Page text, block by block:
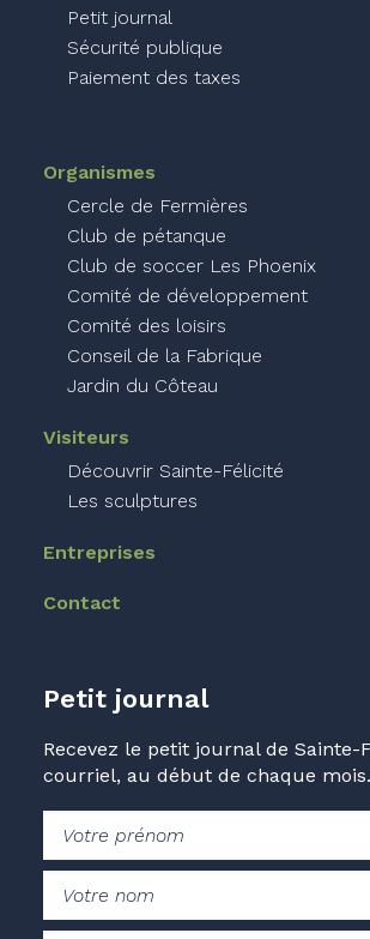
Petit journal
Sécurité publique
Paiement des taxes
Organismes
Cercle de Fermières
Club de pétanque
Club de soccer Les Phoenix
Comité de développement
Comité des loisirs
Conseil de la Fabrique
Jardin du Côteau
Visiteurs
Découvrir Sainte-Félicité
Les sculptures
Entreprises
Contact
Petit journal
Recevez le petit journal de Sainte-
courriel, au début de chaque mois.